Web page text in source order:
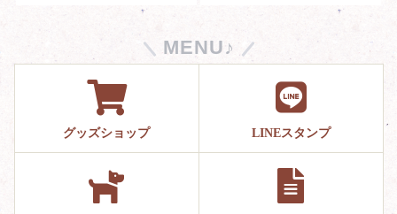
MENU♪
グッズショップ LINEスタンプ